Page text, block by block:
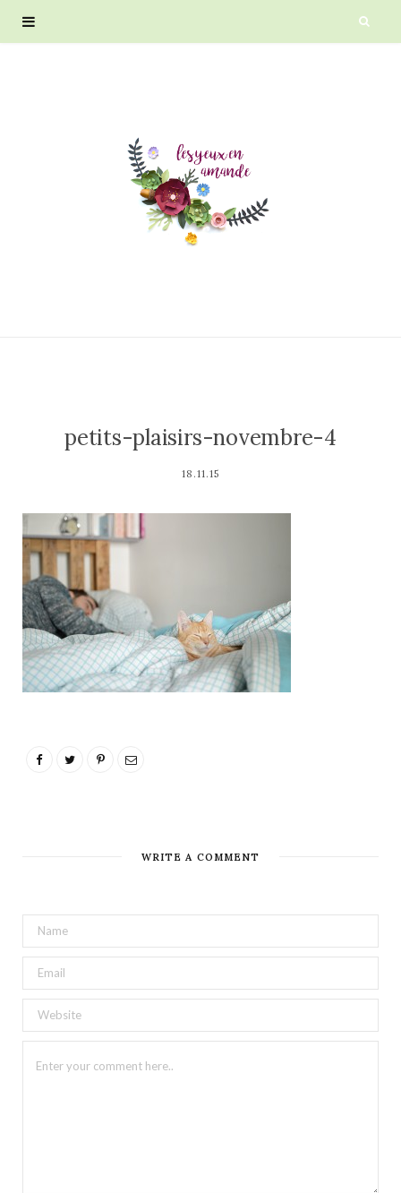
petits-plaisirs-novembre-4
18.11.15
WRITE A COMMENT